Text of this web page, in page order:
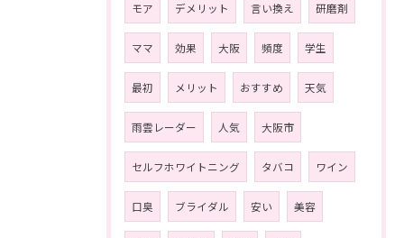
モア デメリット 言い換え 研磨剤
ママ 効果 大阪 頻度 学生
最初 メリット おすすめ 天気
雨雲レーダー 人気 大阪市
セルフホワイトニング タバコ ワイン
口臭 ブライダル 安い 美容